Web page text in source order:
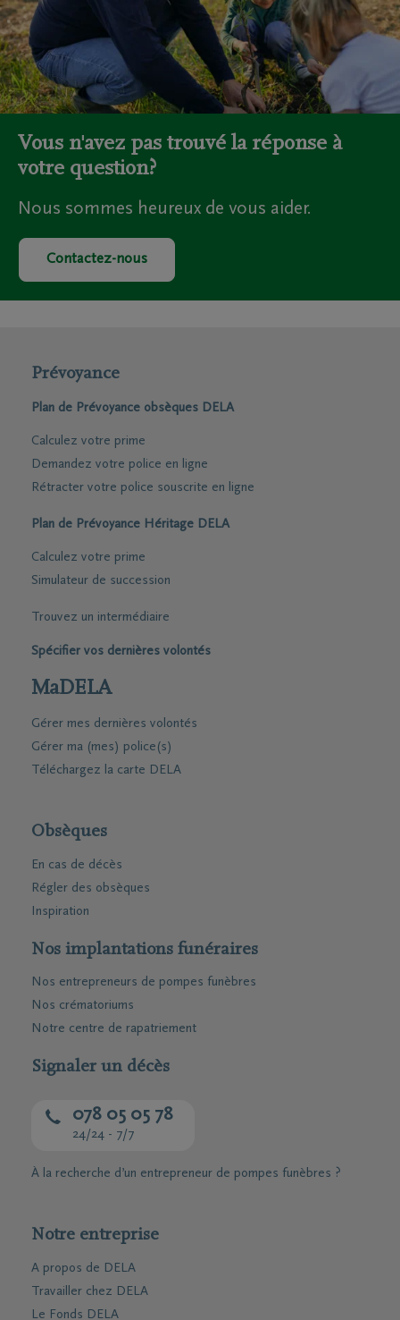
Vous n'avez pas trouvé la réponse à
votre question?
Nous sommes heureux de vous aider.
Contactez-nous
Prévoyance
Plan de Prévoyance obsèques DELA
Calculez votre prime
Demandez votre police en ligne
Rétracter votre police souscrite en ligne
Plan de Prévoyance Héritage DELA
Calculez votre prime
Simulateur de succession
Trouvez un intermédiaire
Spécifier vos dernières volontés
MaDELA
Gérer mes dernières volontés
Gérer ma (mes) police(s)
Téléchargez la carte DELA
Obsèques
En cas de décès
Régler des obsèques
Inspiration
Nos implantations funéraires
Nos entrepreneurs de pompes funèbres
Nos crématoriums
Notre centre de rapatriement
Signaler un décès
078 05 05 78
24/24 - 7/7
À la recherche d’un entrepreneur de pompes funèbres ?
Notre entreprise
A propos de DELA
Travailler chez DELA
Le Fonds DELA